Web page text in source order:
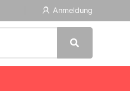
Anmeldung